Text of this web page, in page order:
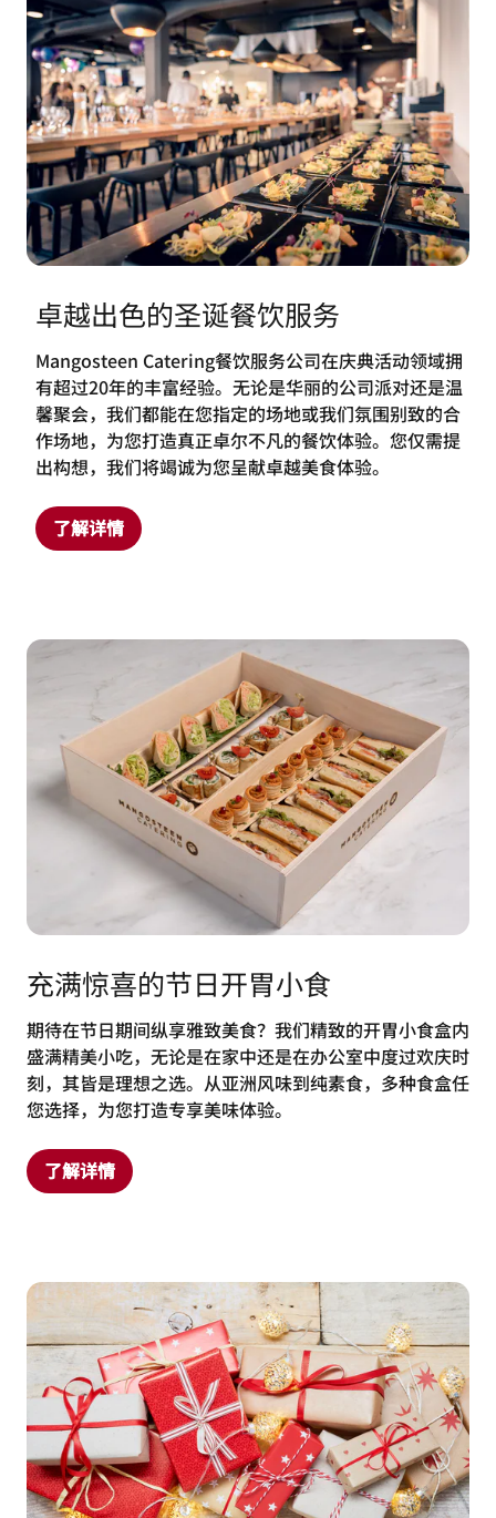
卓越出色的圣诞餐饮服务
Mangosteen Catering餐饮服务公司在庆典活动领域拥
有超过20年的丰富经验。无论是华丽的公司派对还是温
馨聚会，我们都能在您指定的场地或我们氛围别致的合
作场地，为您打造真正卓尔不凡的餐饮体验。您仅需提
出构想，我们将竭诚为您呈献卓越美食体验。
了解详情
充满惊喜的节日开胃小食
期待在节日期间纵享雅致美食？我们精致的开胃小食盒内
盛满精美小吃，无论是在家中还是在办公室中度过欢庆时
刻，其皆是理想之选。从亚洲风味到纯素食，多种食盒任
您选择，为您打造专享美味体验。
了解详情